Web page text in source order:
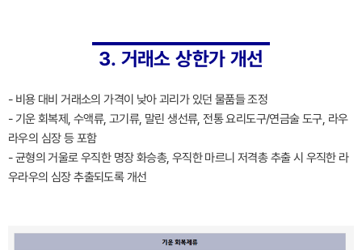
3. 거래소 상한가 개선
- 비용 대비 거래소의 가격이 낮아 괴리가 있던 물품들 조정
- 기운 회복제, 수액류, 고기류, 말린 생선류, 전통 요리도구/연금술 도구, 라우
라우의 심장 등 포함
- 균형의 거울로 우직한 명장 화승총, 우직한 마르니 저격총 추출 시 우직한 라
우라우의 심장 추출되도록 개선